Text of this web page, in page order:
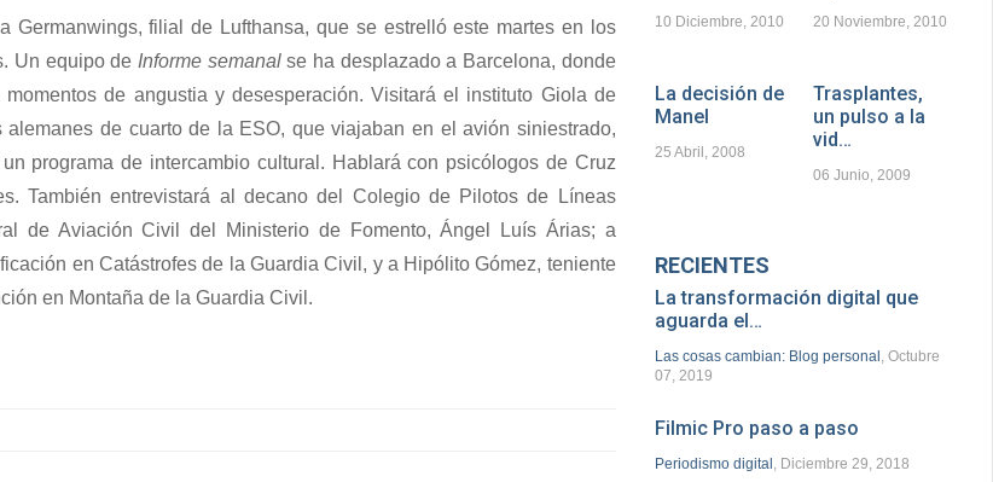
Germanwings, filial de Lufthansa, que se estrelló este martes en los
Un equipo de Informe semanalse ha desplazado a Barcelona, donde
de angustia y desesperación. Visitará el instituto Giola de
de cuarto de la ESO, que viajaban en el avión siniestrado,
programa de intercambio cultural. Hablará con psicólogos de Cruz
También entrevistará al decano del Colegio de Pilotos de Líneas
de Aviación Civil del Ministerio de Fomento, Ángel Luís Árias; a
en Catástrofes de la Guardia Civil, y a Hipólito Gómez, teniente
en Montaña de la Guardia Civil.
10 Diciembre, 2010 20 Noviembre, 2010
La decisión de
Manel
25 Abril, 2008
Trasplantes,
un pulso a la
vid…
06 Junio, 2009
RECIENTES
La transformación digital que
aguarda el…
Las cosas cambian: Blog personal , Octubre
07, 2019
Filmic Pro paso a paso
Periodismo digital , Diciembre 29, 2018